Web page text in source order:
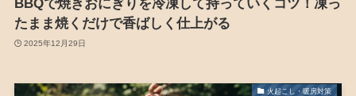
BBQで焼きおにぎりを冷凍して持っていくコツ！凍っ
たまま焼くだけで香ばしく仕上がる
2025年12月29日
火起こし・暖房対策